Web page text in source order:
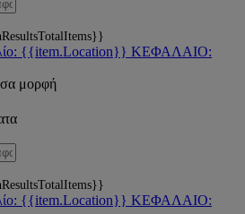
{{item.Location}} ΚΕΦΑΛΑΙΟ:
μορφή
{{item.Location}} ΚΕΦΑΛΑΙΟ: